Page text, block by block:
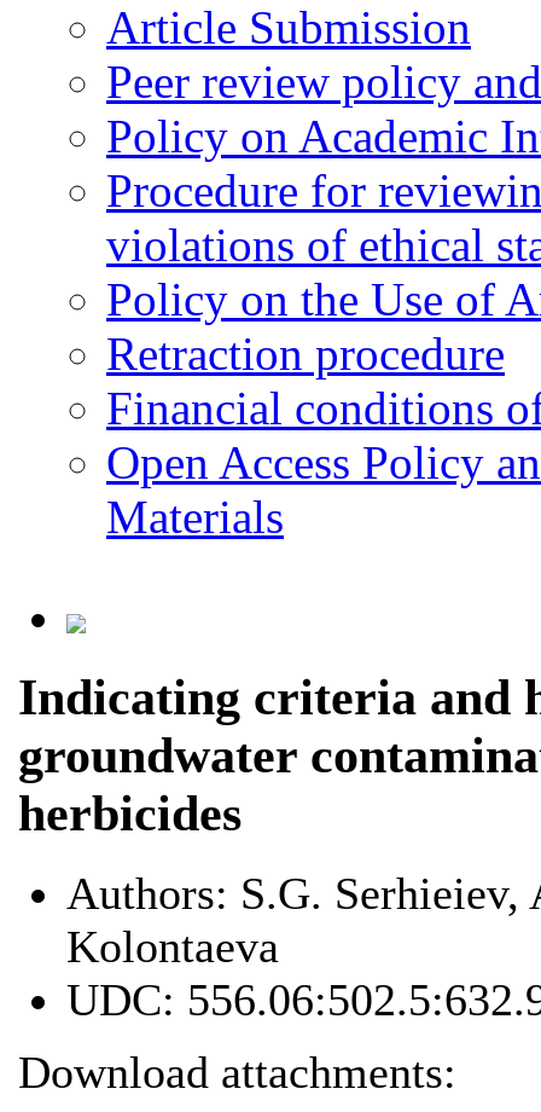
Article Submission
Peer review policy
Policy on Academic
Procedure for
violations of ethical
Policy on the Use of
Retraction procedure
Financial conditions
Open Access Policy
Materials
Indicating criteria and
groundwater
herbicides
Authors: S.G.
Kolontaeva
UDC:
Download attachments: